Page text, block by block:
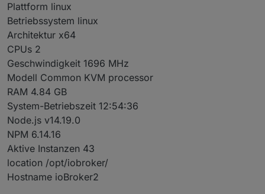
Plattform linux
Betriebssystem linux
Architektur x64
CPUs 2
Geschwindigkeit 1696 MHz
Modell Common KVM processor
RAM 4.84 GB
System-Betriebszeit 12:54:36
Node.js v14.19.0
NPM 6.14.16
Aktive Instanzen 43
location /opt/iobroker/
Hostname ioBroker2